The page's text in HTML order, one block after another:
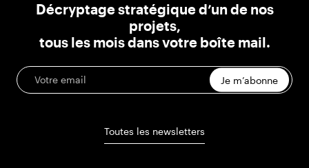
Décryptage stratégique d’un de nos
projets,
tous les mois dans votre boîte mail.
Je m’abonne
Toutes les newsletters